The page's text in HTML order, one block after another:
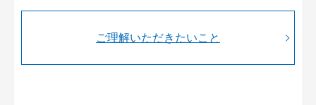
ご理解いただきたいこと